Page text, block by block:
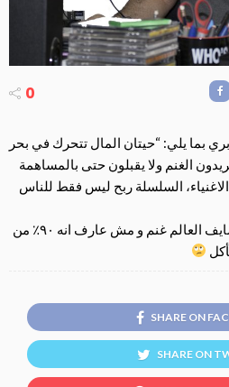
0
بما يلي: “حيتان المال تتحرك في بحر
الغنم ولا يقبلون حتى بالمساهمة
السلسلة ربح ليس فقط للناس
هيدا اهبل عايش ببحر ثروته و شايف العالم غنم و مش عارف انه ٩٠٪‏ من
SHARE ON
SHARE ON